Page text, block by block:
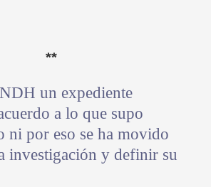
**
un expediente
a lo que supo
ni por eso se ha movido
investigación y definir su